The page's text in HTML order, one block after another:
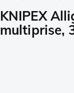
KNIPEX
multiprise,